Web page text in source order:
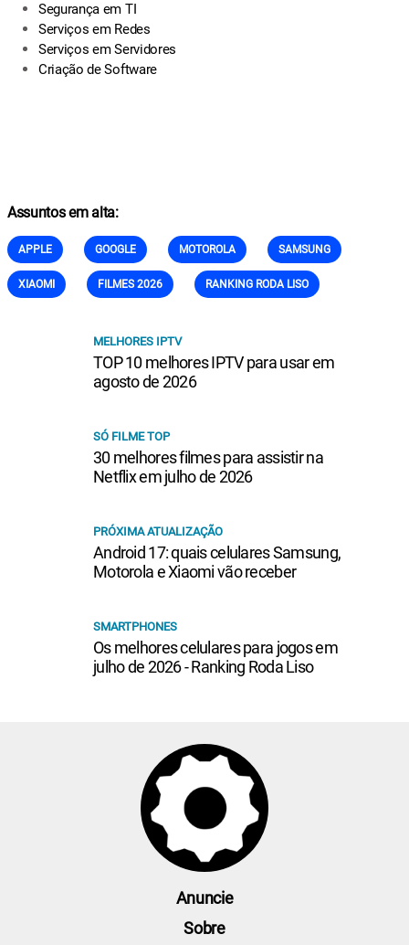
Segurança em TI
Serviços em Redes
Serviços em Servidores
Criação de Software
Assuntos em alta:
APPLE GOOGLE MOTOROLA SAMSUNG
XIAOMI FILMES 2026 RANKING RODA LISO
MELHORES IPTV
TOP 10 melhores IPTV para usar em
agosto de 2026
SÓ FILME TOP
30 melhores filmes para assistir na
Netflix em julho de 2026
PRÓXIMA ATUALIZAÇÃO
Android 17: quais celulares Samsung,
Motorola e Xiaomi vão receber
SMARTPHONES
Os melhores celulares para jogos em
julho de 2026 - Ranking Roda Liso
Anuncie
Sobre